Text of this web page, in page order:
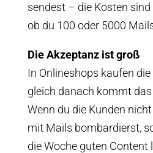
sendest – die Kosten sind
ob du 100 oder 5000
Die Akzeptanz ist groß
In Onlineshops kaufen
gleich danach kommt
Wenn du die Kunden
mit Mails bombardierst,
die Woche guten Content